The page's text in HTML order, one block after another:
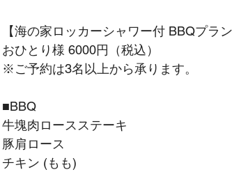
【海の家ロッカーシャワー付 BBQプラン
おひとり様 6000円（税込）
※ご予約は3名以上から承ります。
■BBQ
牛塊肉ロースステーキ
豚肩ロース
チキン (もも)